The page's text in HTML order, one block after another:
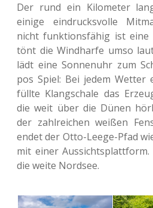
Der rund ein Kilo­me­ter
einige ein­drucks­vol­le
nicht funk­ti­ons­fä­hig ist eine
tönt die Wind­har­fe umso
lädt eine Son­nen­uhr zum
pos Spiel: Bei jedem
füll­te Klang­scha­le das
die weit über die Dünen
der zahl­rei­chen weißen
endet der Otto-Leege-Pfad
mit einer
die weite Nordsee.